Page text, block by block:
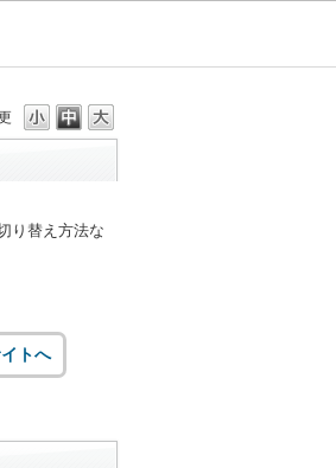
り替え方法な